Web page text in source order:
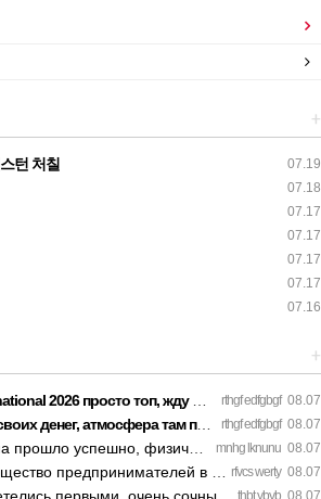
+
07.19
턴 처칠
07.18
07.17
07.17
07.17
07.17
07.16
+
rthgf edfgbgf 08.07
2026 просто топ, жду финал! htt…
rthgf edfgbgf 08.07
атмосфера там просто непере…
mnhg lknunu 08.07
физической тяги больше н…
rfvcs werty 08.07
в Санкт-Петербурге…
thbt ybyb 08.07